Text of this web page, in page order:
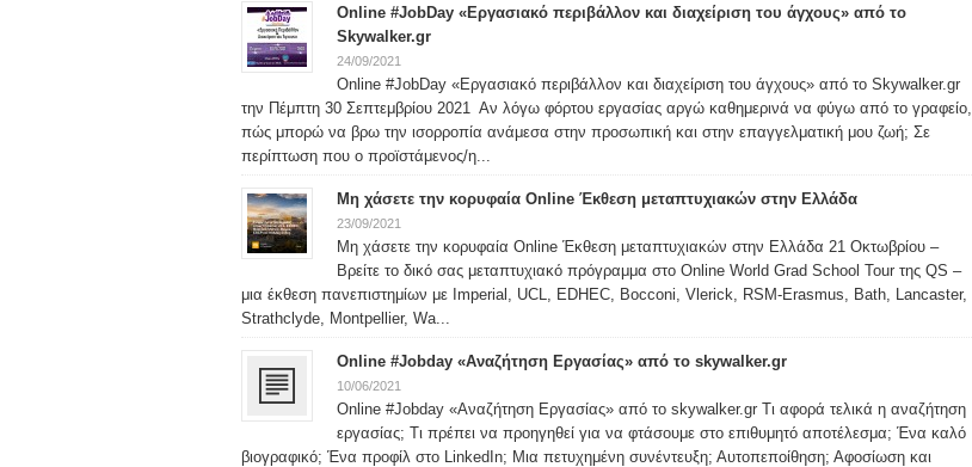
Online #JobDay «Εργασιακό περιβάλλον και διαχείριση του άγχους» από το
Skywalker.gr
24/09/2021
Online #JobDay «Εργασιακό περιβάλλον και διαχείριση του άγχους» από το Skywalker.gr
την Πέμπτη 30 Σεπτεμβρίου 2021 Αν λόγω φόρτου εργασίας αργώ καθημερινά να φύγω από το γραφείο,
πώς μπορώ να βρω την ισορροπία ανάμεσα στην προσωπική και στην επαγγελματική μου ζωή; Σε
περίπτωση που ο προϊστάμενος/η...
Μη χάσετε την κορυφαία Online Έκθεση μεταπτυχιακών στην Ελλάδα
23/09/2021
Μη χάσετε την κορυφαία Online Έκθεση μεταπτυχιακών στην Ελλάδα 21 Οκτωβρίου –
Βρείτε το δικό σας μεταπτυχιακό πρόγραμμα στο Online World Grad School Tour της QS –
μια έκθεση πανεπιστημίων με Imperial, UCL, EDHEC, Bocconi, Vlerick, RSM-Erasmus, Bath, Lancaster,
Strathclyde, Montpellier, Wa...
Online #Jobday «Αναζήτηση Εργασίας» από το skywalker.gr
10/06/2021
Online #Jobday «Αναζήτηση Εργασίας» από το skywalker.gr Τι αφορά τελικά η αναζήτηση
εργασίας; Τι πρέπει να προηγηθεί για να φτάσουμε στο επιθυμητό αποτέλεσμα; Ένα καλό
βιογραφικό; Ένα προφίλ στο LinkedIn; Μια πετυχημένη συνέντευξη; Αυτοπεποίθηση; Αφοσίωση και